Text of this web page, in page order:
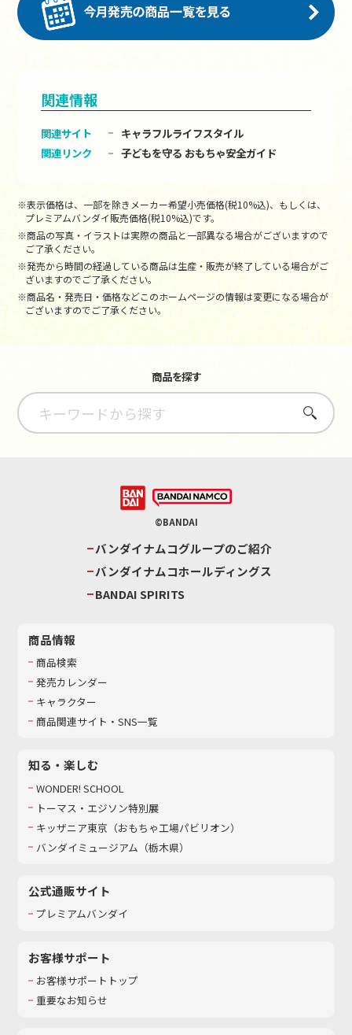
関連情報
関連サイト
キャラフルライフスタイル
関連リンク
子どもを守る おもちゃ安全ガイド
※表示価格は、一部を除きメーカー希望小売価格(税10%込)、もしくは、
プレミアムバンダイ販売価格(税10%込)です。
※商品の写真・イラストは実際の商品と一部異なる場合がございますので
ご了承ください。
※発売から時間の経過している商品は生産・販売が終了している場合がご
ざいますのでご了承ください。
※商品名・発売日・価格などこのホームページの情報は変更になる場合が
ございますのでご了承ください。
商品を探す
さがす
©BANDAI
バンダイナムコグループのご紹介
バンダイナムコホールディングス
BANDAI SPIRITS
商品情報
商品検索
発売カレンダー
キャラクター
商品関連サイト・SNS一覧
知る・楽しむ
WONDER! SCHOOL
トーマス・エジソン特別展
キッザニア東京（おもちゃ工場パビリオン）​
バンダイミュージアム（栃木県）
公式通販サイト
プレミアムバンダイ
お客様サポート
お客様サポートトップ
重要なお知らせ